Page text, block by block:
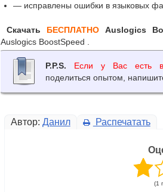
— исправлены ошибки в языковых
Скачать БЕСПЛАТНО Auslogics
Auslogics BoostSpeed .
P.P.S.
Если у Вас есть
поделиться опытом,
Автор: Данил Распечатать
(1